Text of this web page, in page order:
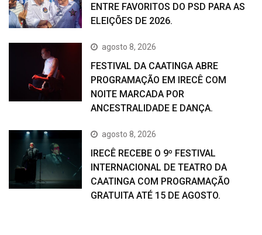
ENTRE FAVORITOS DO PSD PARA AS
ELEIÇÕES DE 2026.
agosto 8, 2026
FESTIVAL DA CAATINGA ABRE
PROGRAMAÇÃO EM IRECÊ COM
NOITE MARCADA POR
ANCESTRALIDADE E DANÇA.
agosto 8, 2026
IRECÊ RECEBE O 9º FESTIVAL
INTERNACIONAL DE TEATRO DA
CAATINGA COM PROGRAMAÇÃO
GRATUITA ATÉ 15 DE AGOSTO.